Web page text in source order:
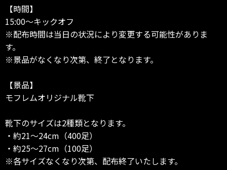
【時間】
15:00～キックオフ
※配布時間は当日の状況により変更する可能性がありま
す。
※景品がなくなり次第、終了となります。
【景品】
モフレムオリジナル靴下
靴下のサイズは2種類となります。
・約21～24cm（400足）
・約25～27cm（100足）
※各サイズなくなり次第、配布終了いたします。